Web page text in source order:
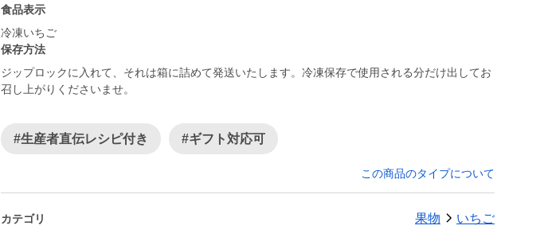
食品表示
冷凍いちご
保存方法
ジップロックに入れて、それは箱に詰めて発送いたします。冷凍保存で使用される分だけ出してお
召し上がりくださいませ。
#生産者直伝レシピ付き #ギフト対応可
この商品のタイプについて
カテゴリ 果物 いちご